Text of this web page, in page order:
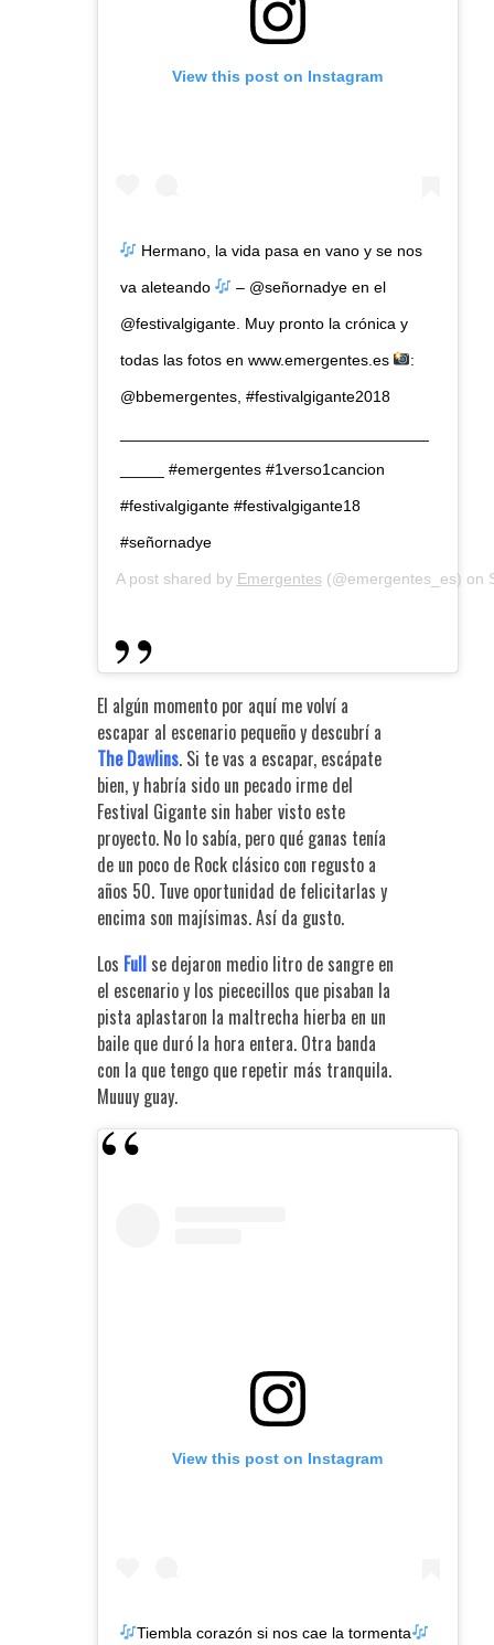
View this post on Instagram
Hermano, la vida pasa en vano y se nos
va aleteando – @señornadye en el
@festivalgigante. Muy pronto la crónica y
todas las fotos en www.emergentes.es :
@bbemergentes, #festivalgigante2018
_____ #emergentes #1verso1cancion
#festivalgigante #festivalgigante18
#señornadye
A post shared by Emergentes (@emergentes_es) on
El algún momento por aquí me volví a
escapar al escenario pequeño y descubrí a
The Dawlins. Si te vas a escapar, escápate
bien, y habría sido un pecado irme del
Festival Gigante sin haber visto este
proyecto. No lo sabía, pero qué ganas tenía
de un poco de Rock clásico con regusto a
años 50. Tuve oportunidad de felicitarlas y
encima son majísimas. Así da gusto.
Los Full se dejaron medio litro de sangre en
el escenario y los piececillos que pisaban la
pista aplastaron la maltrecha hierba en un
baile que duró la hora entera. Otra banda
con la que tengo que repetir más tranquila.
Muuuy guay.
View this post on Instagram
Tiembla corazón si nos cae la tormenta